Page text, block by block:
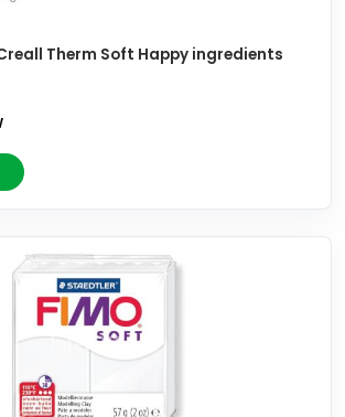
Therm Soft Happy ingredients